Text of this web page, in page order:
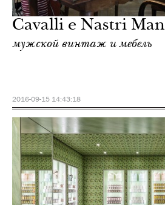
Cavalli e Nastri Man
мужской винтаж и мебель
2016-09-15 14:43:18